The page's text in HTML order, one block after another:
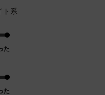
ト系
た
た